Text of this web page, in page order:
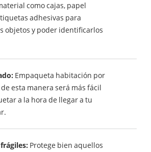
como cajas, papel
adhesivas para
objetos y poder identificarlos
Empaqueta habitación por
esta manera será más fácil
a la hora de llegar a tu
Protege bien aquellos